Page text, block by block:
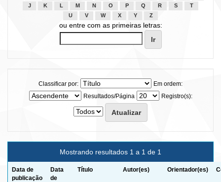
J
K L M N O P Q R S
T
U
V W X Y Z
ou entre com as primeiras letras:
Classificar por:
Em ordem:
Resultados/Página
Registro(s):
Mostrando resultados 1 a 1 de 1
Data de
publicação
Data
de
Título Autor(es) Orientador(es)